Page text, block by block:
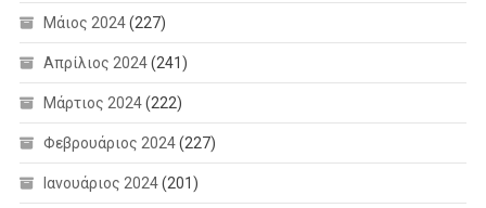
Μάιος 2024(227)
Απρίλιος 2024(241)
Μάρτιος 2024(222)
Φεβρουάριος 2024(227)
Ιανουάριος 2024(201)